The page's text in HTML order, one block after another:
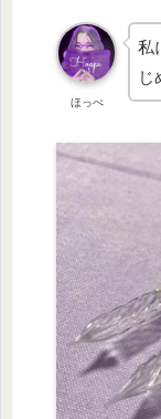
ほっぺ
私
じ